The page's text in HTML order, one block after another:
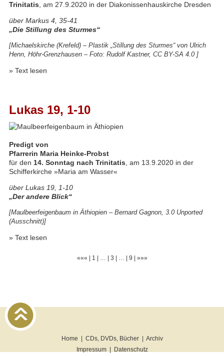
Trinitatis , am 27.9.2020 in der Diakonissenhauskirche Dresden
über Markus 4, 35-41
„Die Stillung des Sturmes“
[Michaelskirche (Krefeld) – Plastik „Stillung des Sturmes“ von Ulrich
Henn, Höhr-Grenzhausen – Foto: Rudolf Kastner, CC BY-SA 4.0]
» Text lesen
Lukas 19, 1-10
Predigt von
Pfarrerin Maria Heinke-Probst
für den 14. Sonntag nach Trinitatis , am 13.9.2020 in der
Schifferkirche »Maria am Wasser«
über Lukas 19, 1-10
„Der andere Blick“
[Maulbeerfeigenbaum in Äthiopien – Bernard Gagnon, 3.0 Unported
(Ausschnitt)]
» Text lesen
««« 1 … 3 … 9 »»»
Home CDs, DVDs, Bücher| Archiv
Impressum| Datenschutz